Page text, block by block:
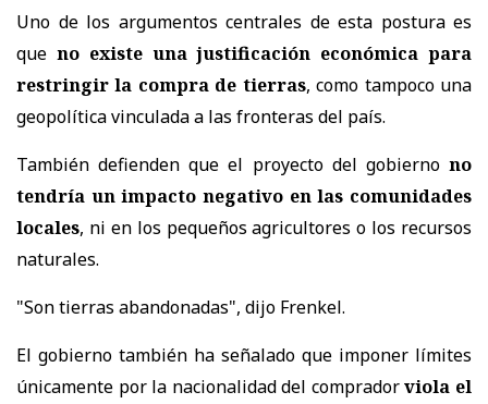
Uno de los argumentos centrales de esta postura es
que no existe una justificación económica para
restringir la compra de tierras, como tampoco una
geopolítica vinculada a las fronteras del país.
También defienden que el proyecto del gobierno no
tendría un impacto negativo en las comunidades
locales, ni en los pequeños agricultores o los recursos
naturales.
"Son tierras abandonadas", dijo Frenkel.
El gobierno también ha señalado que imponer límites
únicamente por la nacionalidad del compradorviola el